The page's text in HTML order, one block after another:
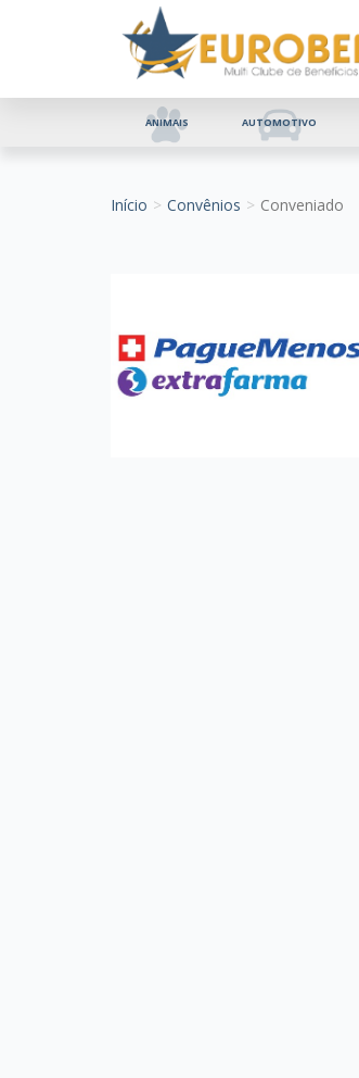
ANIMAIS AUTOMOTIVO
Início Convênios Conveniado